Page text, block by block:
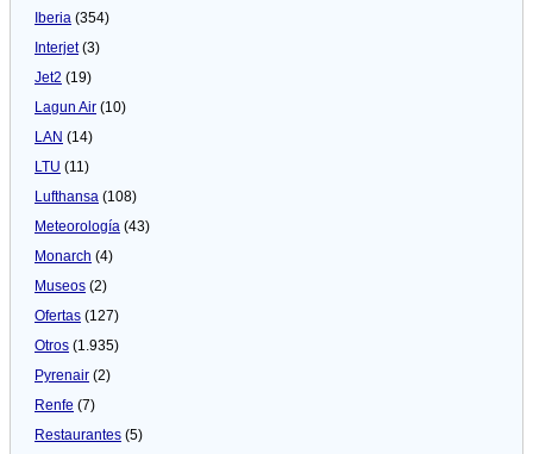
Iberia (354)
Interjet(3)
Jet2 (19)
Lagun Air (10)
LAN (14)
LTU (11)
Lufthansa (108)
Meteorologí­a (43)
Monarch (4)
Museos (2)
Ofertas (127)
Otros (1.935)
Pyrenair (2)
Renfe (7)
Restaurantes (5)